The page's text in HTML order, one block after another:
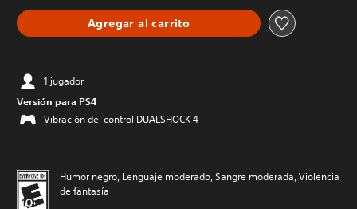
Agregar al carrito
1 jugador
Versión para PS4
Vibración del control DUALSHOCK 4
Humor negro, Lenguaje moderado, Sangre moderada, Violencia
de fantasía